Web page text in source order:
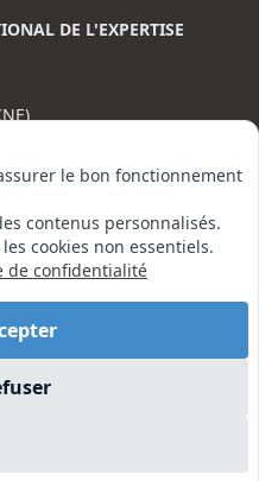
le bon fonctionnement
contenus personnalisés.
cookies non essentiels.
de confidentialité
DE L'EXPERTISE